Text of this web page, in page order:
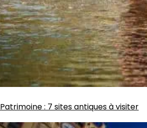
Patrimoine: 7 sites antiques à visiter